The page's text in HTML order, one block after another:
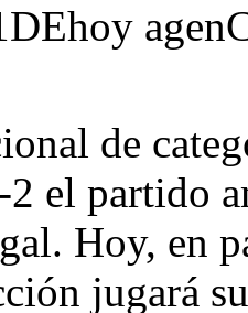
de
el partido
Hoy, en
jugará